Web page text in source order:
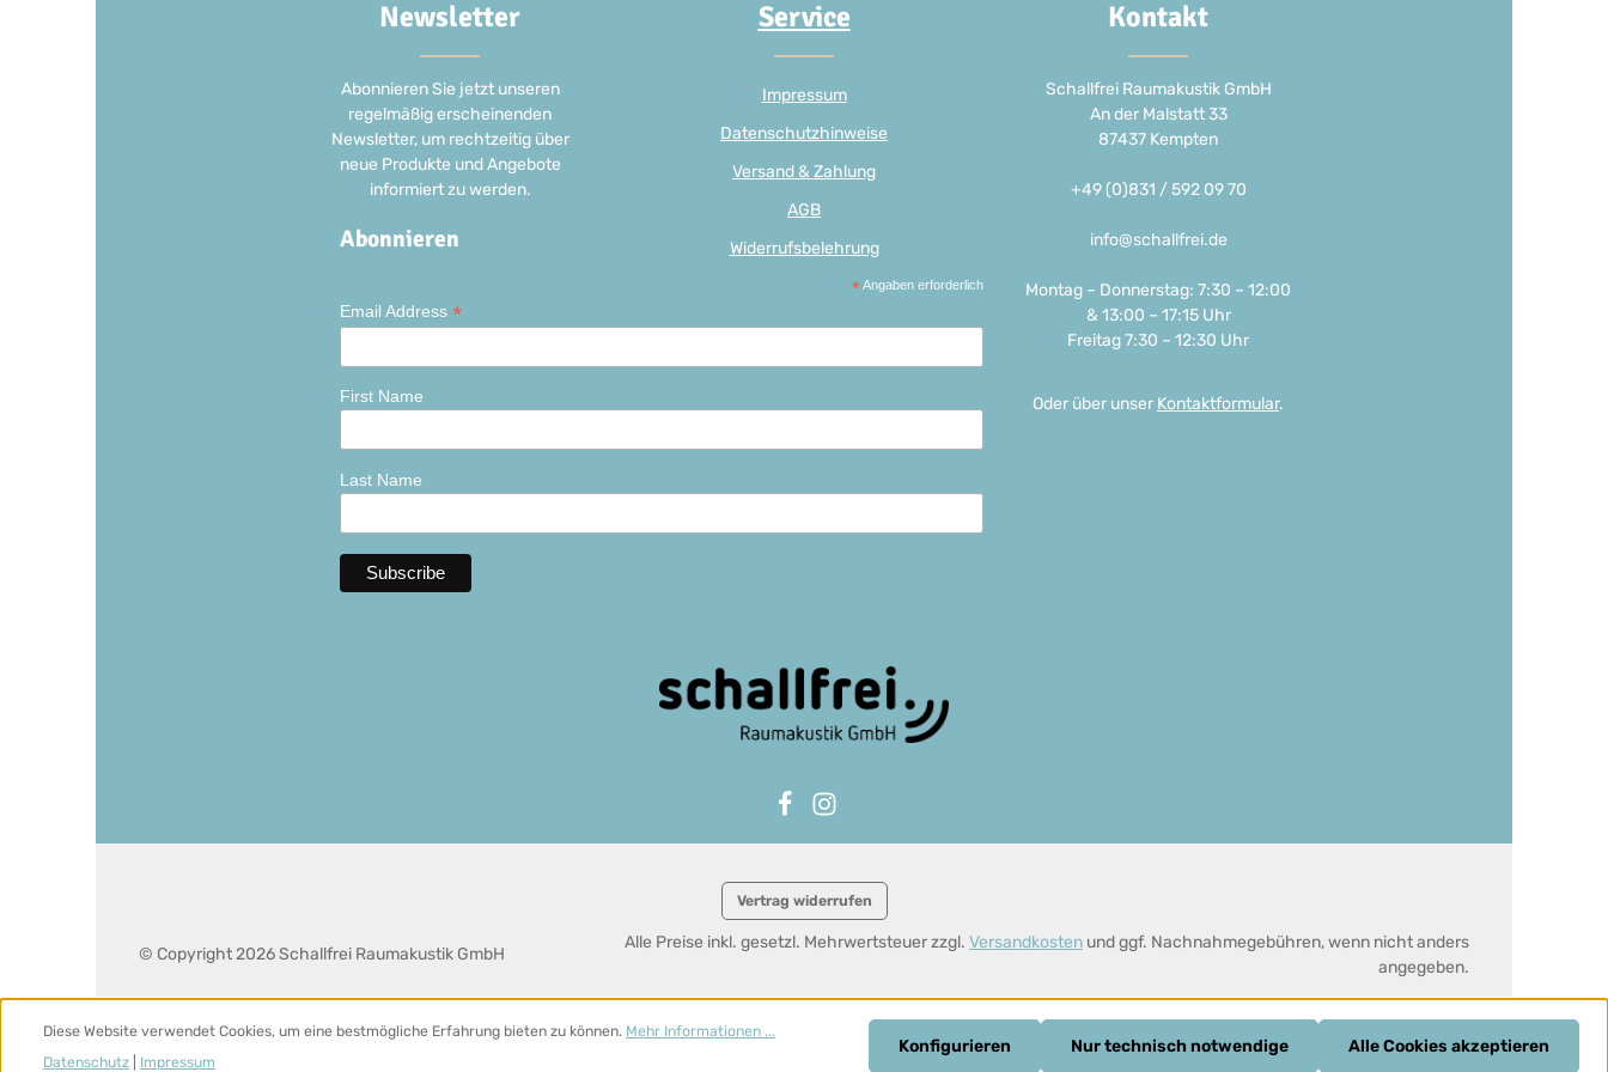
Newsletter
Abonnieren Sie jetzt unseren
regelmäßig erscheinenden
Newsletter, um rechtzeitig über
neue Produkte und Angebote
informiert zu werden.
Abonnieren
* Angaben erforderlich
Email Address *
First Name
Last Name
Service
Impressum
Datenschutzhinweise
Versand & Zahlung
AGB
Widerrufsbelehrung
Kontakt
Schallfrei Raumakustik GmbH
An der Malstatt 33
87437 Kempten
+49 (0)831 / 592 09 70
info@schallfrei.de
Montag – Donnerstag: 7:30 – 12:00
& 13:00 – 17:15 Uhr
Freitag 7:30 – 12:30 Uhr
Oder über unser Kontaktformular.
Vertrag widerrufen
© Copyright 2026 Schallfrei Raumakustik GmbH
Alle Preise inkl. gesetzl. Mehrwertsteuer zzgl. Versandkosten und ggf. Nachnahmegebühren, wenn nicht anders
angegeben.
Diese Website verwendet Cookies, um eine bestmögliche Erfahrung bieten zu können. Mehr Informationen ...
Datenschutz
Impressum
Nur technisch notwendige
Konfigurieren Alle Cookies akzeptieren